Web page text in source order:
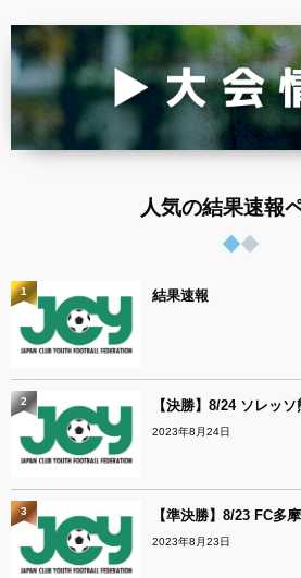
人気の結果速報
結果速報
1
【決勝】8/24 ソレッ
2023年8月24日
2
【準決勝】8/23 FC多
2023年8月23日
3